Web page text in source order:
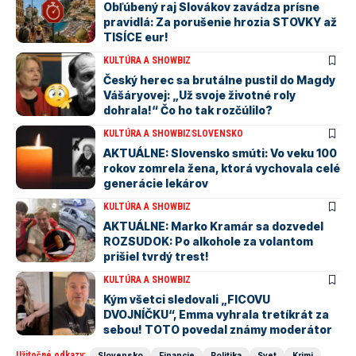
Obľúbený raj Slovákov zavádza prísne
pravidlá: Za porušenie hrozia STOVKY až
TISÍCE eur!
KULTÚRA A SHOWBIZ
Český herec sa brutálne pustil do Magdy
Vášáryovej: „Už svoje životné roly
dohrala!“ Čo ho tak rozčúlilo?
KULTÚRA A SHOWBIZSLOVENSKO
AKTUÁLNE: Slovensko smúti: Vo veku 100
rokov zomrela žena, ktorá vychovala celé
generácie lekárov
KULTÚRA A SHOWBIZ
AKTUÁLNE: Marko Kramár sa dozvedel
ROZSUDOK: Po alkohole za volantom
prišiel tvrdý trest!
KULTÚRA A SHOWBIZ
Kým všetci sledovali „FICOVU
DVOJNÍČKU“, Emma vyhrala tretíkrát za
sebou! TOTO povedal známy moderátor